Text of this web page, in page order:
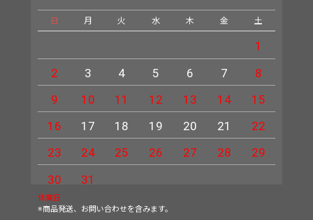
日 月 火 水 木 金 土
1
2
3 4 5 6 7
8
9
10 11 12 13 14
15
16
17 18 19 20 21
22
23
24 25 26 27 28
29
30
31
休業日
※商品発送、お問い合わせを含みます。